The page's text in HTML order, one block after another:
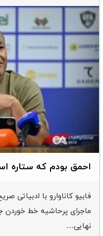
احمق بودم که ستاره
فابیو کاناوارو با ادبیاتی
ماجرای پرحاشیه خط خوردن
نهایی…